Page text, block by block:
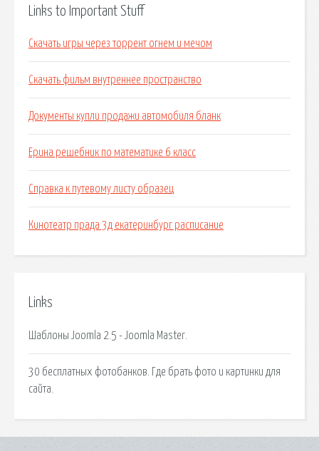
Links to Important Stuff
Скачать игры через торрент огнем и мечом
Скачать фильм внутреннее пространство
Документы купли продажи автомобиля бланк
Ерина решебник по математике 6 класс
Справка к путевому листу образец
Кинотеатр прада 3д екатеринбург расписание
Links
Шаблоны Joomla 2.5 - Joomla Master.
30 бесплатных фотобанков. Где брать фото и картинки для
сайта.